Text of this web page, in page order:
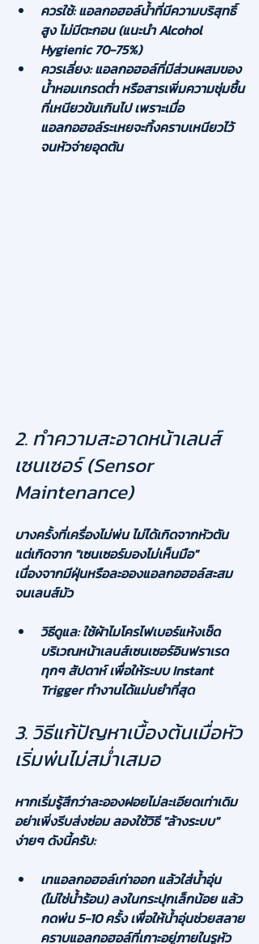
ควรใช้: แอลกอฮอล์น้ำที่มีความบริสุทธิ์
สูง ไม่มีตะกอน (แนะนำ Alcohol
Hygienic 70-75%)
ควรเลี่ยง: แอลกอฮอล์ที่มีส่วนผสมของ
น้ำหอมเกรดต่ำ หรือสารเพิ่มความชุ่มชื้น
ที่เหนียวข้นเกินไป เพราะเมื่อ
แอลกอฮอล์ระเหยจะทิ้งคราบเหนียวไว้
จนหัวจ่ายอุดตัน
2. ทำความสะอาดหน้าเลนส์
เซนเซอร์ (Sensor
Maintenance)
บางครั้งที่เครื่องไม่พ่น ไม่ได้เกิดจากหัวตัน
แต่เกิดจาก "เซนเซอร์มองไม่เห็นมือ"
เนื่องจากมีฝุ่นหรือละอองแอลกอฮอล์สะสม
จนเลนส์มัว
วิธีดูแล: ใช้ผ้าไมโครไฟเบอร์แห้งเช็ด
บริเวณหน้าเลนส์เซนเซอร์อินฟราเรด
ทุกๆ สัปดาห์ เพื่อให้ระบบ Instant
Trigger ทำงานได้แม่นยำที่สุด
3. วิธีแก้ปัญหาเบื้องต้นเมื่อหัว
เริ่มพ่นไม่สม่ำเสมอ
หากเริ่มรู้สึกว่าละอองฝอยไม่ละเอียดเท่าเดิม
อย่าเพิ่งรีบส่งซ่อม ลองใช้วิธี "ล้างระบบ"
ง่ายๆ ดังนี้ครับ:
เทแอลกอฮอล์เก่าออก แล้วใส่น้ำอุ่น
(ไม่ใช่น้ำร้อน) ลงในกระปุกเล็กน้อย แล้ว
กดพ่น 5-10 ครั้ง เพื่อให้น้ำอุ่นช่วยสลาย
คราบแอลกอฮอล์ที่เกาะอยู่ภายในรูหัว